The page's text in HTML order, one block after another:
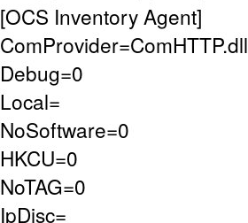
[OCS Inventory Agent]
ComProvider=ComHTTP.dll
Debug=0
Local=
NoSoftware=0
HKCU=0
NoTAG=0
IpDisc=